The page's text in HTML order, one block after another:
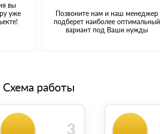
вы
уже
Позвоните нам и наш менеджер
подберет наиболее оптимальный
вариант под Ваши нужды
Схема работы